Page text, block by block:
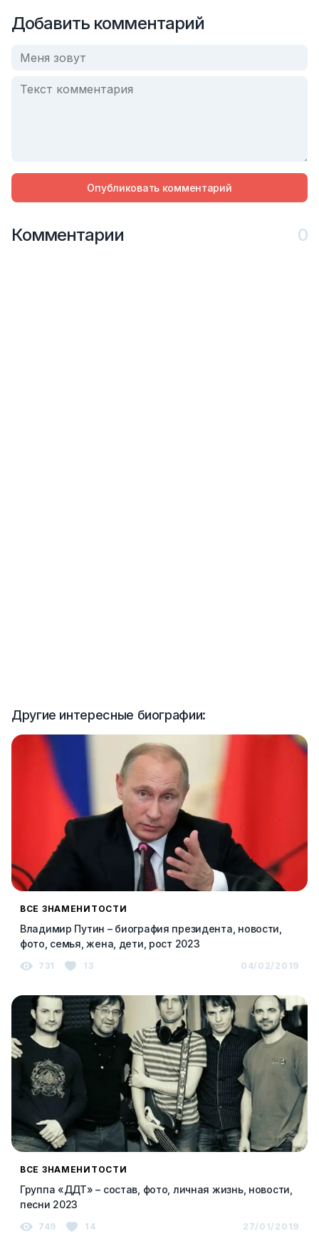
Другие интересные биографии:
ВСЕ ЗНАМЕНИТОСТИ
Владимир Путин – биография президента, новости,
фото, семья, жена, дети, рост 2023
731 13 04/02/2019
ВСЕ ЗНАМЕНИТОСТИ
Группа «ДДТ» – состав, фото, личная жизнь, новости,
песни 2023
749 14 27/01/2019
Добавить комментарий
Опубликовать комментарий
Комментарии 0